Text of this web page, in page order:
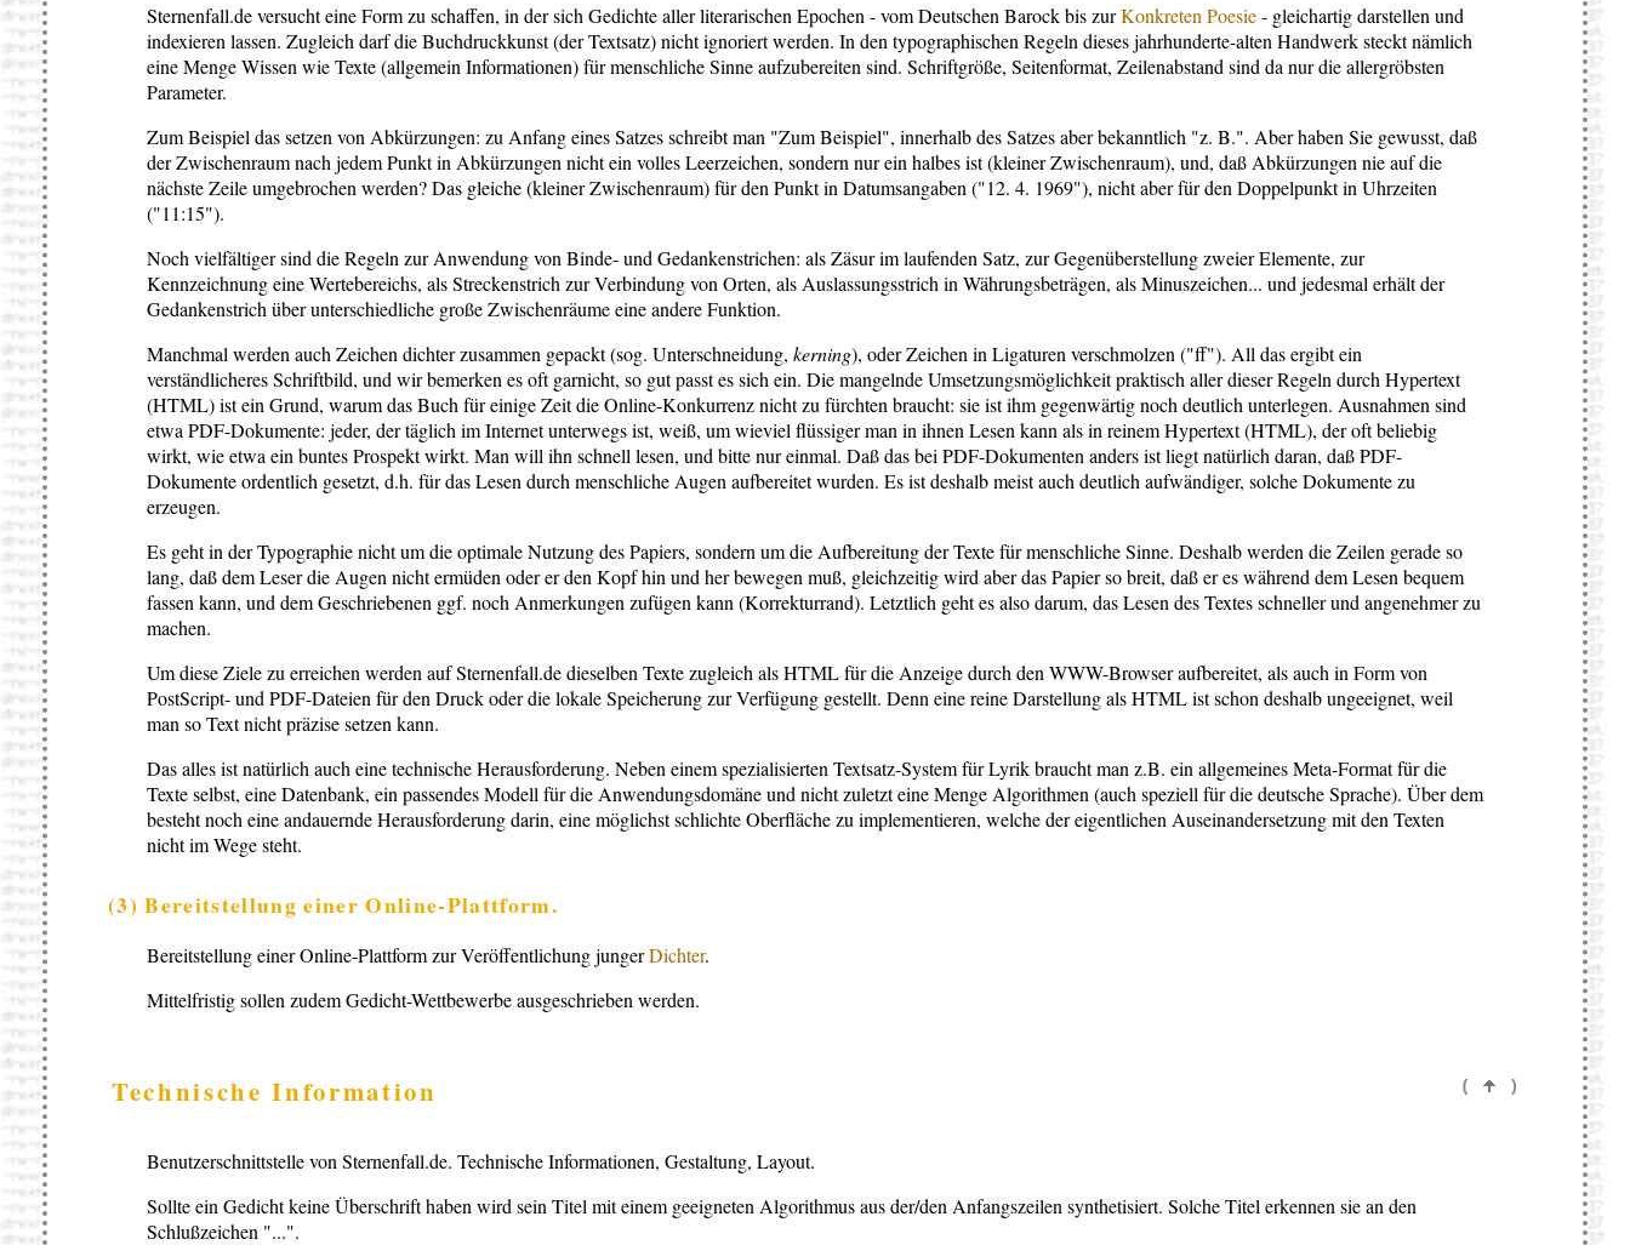
Sternenfall.de versucht eine Form zu schaffen, in der sich Gedichte aller literarischen Epochen - vom Deutschen Barock bis zurKonkreten Poesie- gleichartig darstellen und
indexieren lassen. Zugleich darf die Buchdruckkunst (der Textsatz) nicht ignoriert werden. In den typographischen Regeln dieses jahrhunderte-alten Handwerk steckt nämlich
eine Menge Wissen wie Texte (allgemein Informationen) für menschliche Sinne aufzubereiten sind. Schriftgröße, Seitenformat, Zeilenabstand sind da nur die allergröbsten
Parameter.
Zum Beispiel das setzen von Abkürzungen: zu Anfang eines Satzes schreibt man "Zum Beispiel", innerhalb des Satzes aber bekanntlich "z. B.". Aber haben Sie gewusst, daß
der Zwischenraum nach jedem Punkt in Abkürzungen nicht ein volles Leerzeichen, sondern nur ein halbes ist (kleiner Zwischenraum), und, daß Abkürzungen nie auf die
nächste Zeile umgebrochen werden? Das gleiche (kleiner Zwischenraum) für den Punkt in Datumsangaben ("12. 4. 1969"), nicht aber für den Doppelpunkt in Uhrzeiten
("11:15").
Noch vielfältiger sind die Regeln zur Anwendung von Binde- und Gedankenstrichen: als Zäsur im laufenden Satz, zur Gegenüberstellung zweier Elemente, zur
Kennzeichnung eine Wertebereichs, als Streckenstrich zur Verbindung von Orten, als Auslassungsstrich in Währungsbeträgen, als Minuszeichen... und jedesmal erhält der
Gedankenstrich über unterschiedliche große Zwischenräume eine andere Funktion.
Manchmal werden auch Zeichen dichter zusammen gepackt (sog. Unterschneidung, kerning), oder Zeichen in Ligaturen verschmolzen ("ff"). All das ergibt ein
verständlicheres Schriftbild, und wir bemerken es oft garnicht, so gut passt es sich ein. Die mangelnde Umsetzungsmöglichkeit praktisch aller dieser Regeln durch Hypertext
(HTML) ist ein Grund, warum das Buch für einige Zeit die Online-Konkurrenz nicht zu fürchten braucht: sie ist ihm gegenwärtig noch deutlich unterlegen. Ausnahmen sind
etwa PDF-Dokumente: jeder, der täglich im Internet unterwegs ist, weiß, um wieviel flüssiger man in ihnen Lesen kann als in reinem Hypertext (HTML), der oft beliebig
wirkt, wie etwa ein buntes Prospekt wirkt. Man will ihn schnell lesen, und bitte nur einmal. Daß das bei PDF-Dokumenten anders ist liegt natürlich daran, daß PDF-
Dokumente ordentlich gesetzt, d.h. für das Lesen durch menschliche Augen aufbereitet wurden. Es ist deshalb meist auch deutlich aufwändiger, solche Dokumente zu
erzeugen.
Es geht in der Typographie nicht um die optimale Nutzung des Papiers, sondern um die Aufbereitung der Texte für menschliche Sinne. Deshalb werden die Zeilen gerade so
lang, daß dem Leser die Augen nicht ermüden oder er den Kopf hin und her bewegen muß, gleichzeitig wird aber das Papier so breit, daß er es während dem Lesen bequem
fassen kann, und dem Geschriebenen ggf. noch Anmerkungen zufügen kann (Korrekturrand). Letztlich geht es also darum, das Lesen des Textes schneller und angenehmer zu
machen.
Um diese Ziele zu erreichen werden auf Sternenfall.de dieselben Texte zugleich als HTML für die Anzeige durch den WWW-Browser aufbereitet, als auch in Form von
PostScript- und PDF-Dateien für den Druck oder die lokale Speicherung zur Verfügung gestellt. Denn eine reine Darstellung als HTML ist schon deshalb ungeeignet, weil
man so Text nicht präzise setzen kann.
Das alles ist natürlich auch eine technische Herausforderung. Neben einem spezialisierten Textsatz-System für Lyrik braucht man z.B. ein allgemeines Meta-Format für die
Texte selbst, eine Datenbank, ein passendes Modell für die Anwendungsdomäne und nicht zuletzt eine Menge Algorithmen (auch speziell für die deutsche Sprache). Über dem
besteht noch eine andauernde Herausforderung darin, eine möglichst schlichte Oberfläche zu implementieren, welche der eigentlichen Auseinandersetzung mit den Texten
nicht im Wege steht.
(3) Bereitstellung einer Online-Plattform.
Bereitstellung einer Online-Plattform zur Veröffentlichung jungerDichter.
Mittelfristig sollen zudem Gedicht-Wettbewerbe ausgeschrieben werden.
Technische Information ( )
Benutzerschnittstelle von Sternenfall.de. Technische Informationen, Gestaltung, Layout.
Sollte ein Gedicht keine Überschrift haben wird sein Titel mit einem geeigneten Algorithmus aus der/den Anfangszeilen synthetisiert. Solche Titel erkennen sie an den
Schlußzeichen "...".